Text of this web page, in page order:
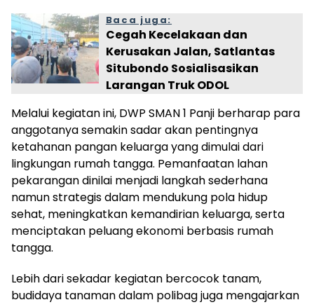
Baca juga:
Cegah Kecelakaan dan
Kerusakan Jalan, Satlantas
Situbondo Sosialisasikan
Larangan Truk ODOL
Melalui kegiatan ini, DWP SMAN 1 Panji berharap para
anggotanya semakin sadar akan pentingnya
ketahanan pangan keluarga yang dimulai dari
lingkungan rumah tangga. Pemanfaatan lahan
pekarangan dinilai menjadi langkah sederhana
namun strategis dalam mendukung pola hidup
sehat, meningkatkan kemandirian keluarga, serta
menciptakan peluang ekonomi berbasis rumah
tangga.
Lebih dari sekadar kegiatan bercocok tanam,
budidaya tanaman dalam polibag juga mengajarkan